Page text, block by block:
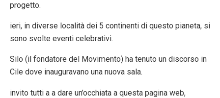
progetto.
ieri, in diverse località dei 5 continenti di questo pianeta, si
sono svolte eventi celebrativi.
Silo (il fondatore del Movimento) ha tenuto un discorso in
Cile dove inauguravano una nuova sala.
invito tutti a a dare un’occhiata a questa pagina web,